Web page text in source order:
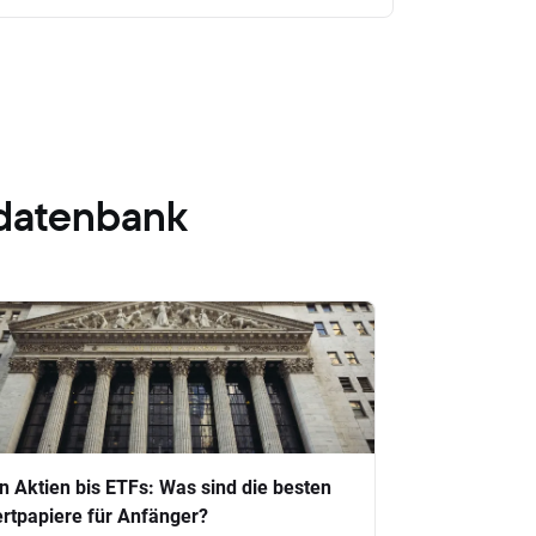
Aktien bis ETFs: Was sind die besten
für Anfänger?